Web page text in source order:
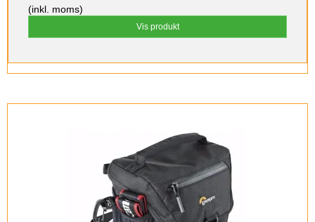
(inkl. moms)
Vis produkt